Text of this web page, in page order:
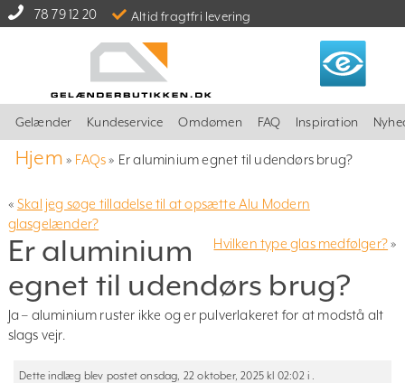
78 79 12 20 Altid fragtfri levering
Gelænder Kundeservice Omdømen FAQ Inspiration
Hjem » FAQs» Er aluminium egnet til udendørs brug?
« Skal jeg søge tilladelse til at opsætte Alu Modern
glasgelænder?
Hvilken type glas medfølger?»
Er aluminium
egnet til udendørs brug?
Ja – aluminium ruster ikke og er pulverlakeret for at modstå alt
slags vejr.
Dette indlæg blev postet onsdag, 22 oktober, 2025 kl 02:02 i .